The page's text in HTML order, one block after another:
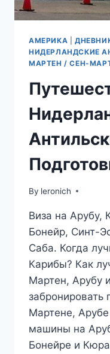
АМЕРИКА
НИДЕРЛАНДСКИЕ
МАРТЕН / СЕН-
By leronich
Виза на Арубу,
Бонейр, Синт-
Саба. Когда
Карибы? Как
Мартен, Арубу
забронировать
Мартене,
машины на
Бонейре и